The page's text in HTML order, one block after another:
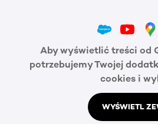
Aby wyświetlić treści od
potrzebujemy Twojej
cookies i
WYŚWIETL